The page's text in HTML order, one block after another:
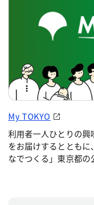
My TOKYO
利用者一人ひとりの
をお届けするととも
なでつくる」東京都の